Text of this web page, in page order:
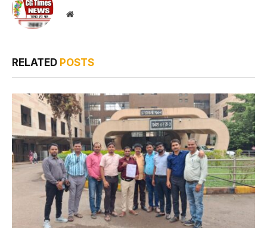
Website
RELATED POSTS